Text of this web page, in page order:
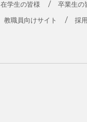
在学生の皆様 卒業生の
教職員向けサイト 採